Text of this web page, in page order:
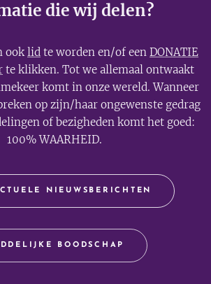
die wij delen?
ooklid te worden en/of een DONATIE
te klikken. Tot we allemaal ontwaakt
komt in onze wereld. Wanneer
op zijn/haar ongewenste gedrag
of bezigheden komt het goed:
100% WAARHEID.
NIEUWSBERICHTEN
BOODSCHAP